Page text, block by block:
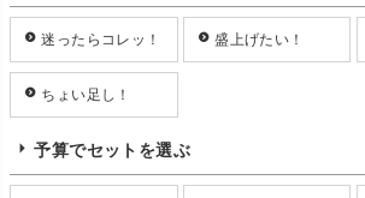
迷ったらコレッ！ 盛上げたい！
ちょい足し！
予算でセットを選ぶ